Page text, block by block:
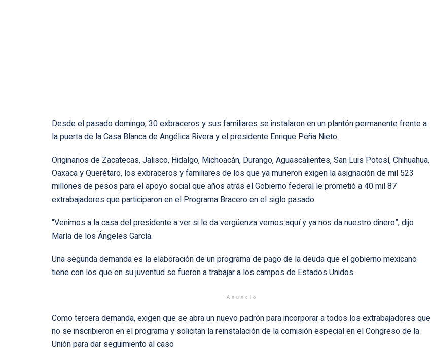
Desde el pasado domingo, 30 exbraceros y sus familiares se instalaron en un plantón permanente frente a
la puerta de la Casa Blanca de Angélica Rivera y el presidente Enrique Peña Nieto.
Originarios de Zacatecas, Jalisco, Hidalgo, Michoacán, Durango, Aguascalientes, San Luis Potosí, Chihuahua,
Oaxaca y Querétaro, los exbraceros y familiares de los que ya murieron exigen la asignación de mil 523
millones de pesos para el apoyo social que años atrás el Gobierno federal le prometió a 40 mil 87
extrabajadores que participaron en el Programa Bracero en el siglo pasado.
“Venimos a la casa del presidente a ver si le da vergüenza vernos aquí y ya nos da nuestro dinero”, dijo
María de los Ángeles García.
Una segunda demanda es la elaboración de un programa de pago de la deuda que el gobierno mexicano
tiene con los que en su juventud se fueron a trabajar a los campos de Estados Unidos.
Anuncio
Como tercera demanda, exigen que se abra un nuevo padrón para incorporar a todos los extrabajadores que
no se inscribieron en el programa y solicitan la reinstalación de la comisión especial en el Congreso de la
Unión para dar seguimiento al caso